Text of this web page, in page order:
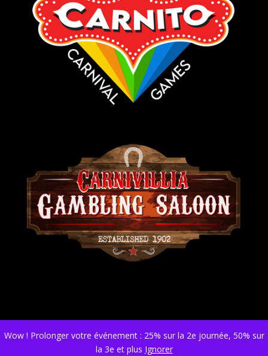
Wow ! Prolonger votre événement : 25% sur la 2e journée, 50% sur
la 3e et plus Ignorer